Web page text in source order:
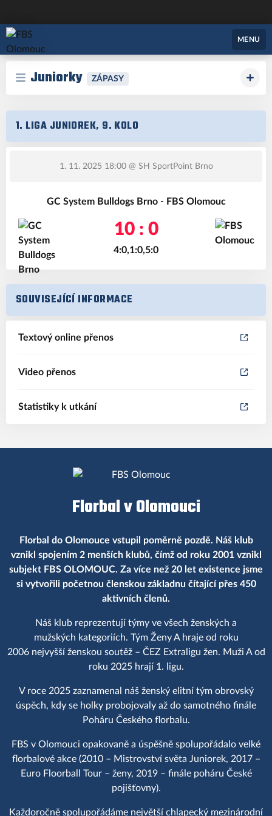
FBS Olomouc
MENU
Juniorky ZÁPASY
1. LIGA JUNIOREK, 9. KOLO
1. 11. 2025 18:00@ SH SportPoint Brno
GC System Bulldogs Brno - FBS Olomouc
10 : 0
4:0,1:0,5:0
SOUVISEJÍCÍ INFORMACE
Textový online přenos
Video přenos
Statistiky k utkání
Florbal v Olomouci
Florbal do Olomouce vstupil poměrně pozdě. Náš klub
vznikl spojením 2 menších klubů, čímž od roku 2001 vznikl
subjekt FBS OLOMOUC. Za více než 20 let existence jsme
si vytvořili početnou členskou základnu čítající přes 450
aktivních členů.
Náš klub reprezentují týmy ve všech ženských a
mužských kategoriích. Tým Ženy A hraje od roku
2006 nejvyšší ženskou soutěž – ČEZ Extraligu žen. Muži A od
roku 2025 hrají 1. ligu.
V roce 2025 zaznamenal náš ženský elitní tým obrovský
úspěch, kdy se holky probojovaly až do samotného finále
Poháru Českého florbalu.
FBS v Olomouci opakovaně a úspěšně spolupořádalo velké
florbalové akce (2010 – Mistrovství světa Juniorek, 2017 –
Euro Floorball Tour – ženy, 2019 – finále poháru České
pojišťovny).
Každoročně spolupořádáme největší chlapecký mezinárodní